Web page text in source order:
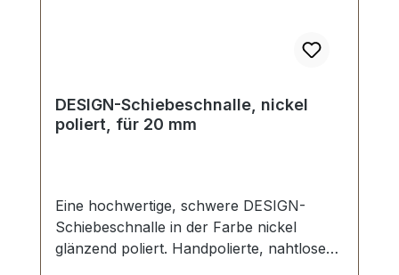
DESIGN-Schiebeschnalle, nickel
poliert, für 20 mm
Eine hochwertige, schwere DESIGN-
Schiebeschnalle in der Farbe nickel
glänzend poliert. Handpolierte, nahtlose